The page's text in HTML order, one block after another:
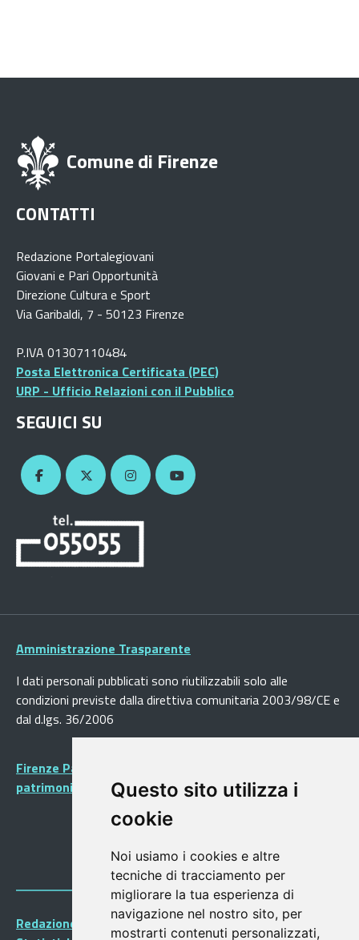
Questo sito utilizza i
cookie
Noi usiamo i cookies e altre
tecniche di tracciamento per
migliorare la tua esperienza di
navigazione nel nostro sito, per
mostrarti contenuti personalizzati,
Comune di Firenze
CONTATTI
Redazione Portalegiovani
Giovani e Pari Opportunità
Direzione Cultura e Sport
Via Garibaldi, 7 - 50123 Firenze
P.IVA 01307110484
Posta Elettronica Certificata (PEC)
URP - Ufficio Relazioni con il Pubblico
SEGUICI SU
Amministrazione Trasparente
I dati personali pubblicati sono riutilizzabili solo alle
condizioni previste dalla direttiva comunitaria 2003/98/CE e
dal d.lgs. 36/2006
Firenze Patrimonio Mondiale - Centro storico di Firenze
patrimonio dell’Umanità
Redazione Portalegiovani